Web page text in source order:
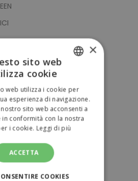
ENGLISH
×
sito web
cookie
web utilizza i cookie per
esperienza di navigazione.
sito web acconsenti a
in conformità con la nostra
i cookie. Leggi di più
ACCETTA
COOKIES